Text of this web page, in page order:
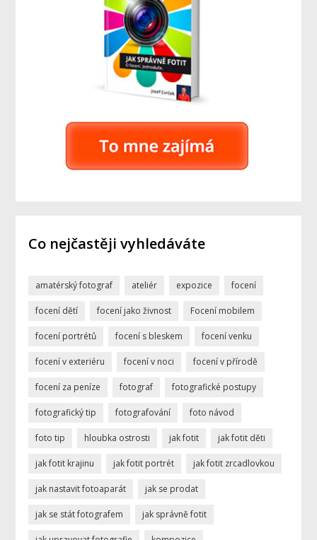
Co nejčastěji vyhledáváte
amatérský fotograf ateliér expozice focení
focení dětí focení jako živnost Focení mobilem
focení portrétů focení s bleskem focení venku
focení v exteriéru focení v noci focení v přírodě
focení za peníze fotograf fotografické postupy
fotografický tip fotografování foto návod
foto tip hloubka ostrosti jak fotit jak fotit děti
jak fotit krajinu jak fotit portrét jak fotit zrcadlovkou
jak nastavit fotoaparát jak se prodat
jak se stát fotografem jak správně fotit